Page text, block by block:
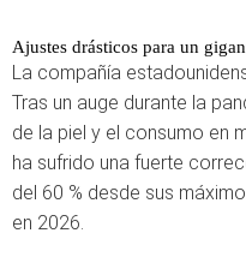
Ajustes drásticos para un
La compañía
Tras un auge durante la
de la piel y el consumo en
ha sufrido una fuerte
del 60 % desde sus
en 2026.